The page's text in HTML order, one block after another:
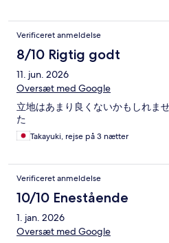
Verificeret anmeldelse
8/10 Rigtig godt
11. jun. 2026
Oversæt med Google
立地はあまり良くないかもしれま
た
Takayuki, rejse på 3 nætter
Verificeret anmeldelse
10/10 Enestående
1. jan. 2026
Oversæt med Google